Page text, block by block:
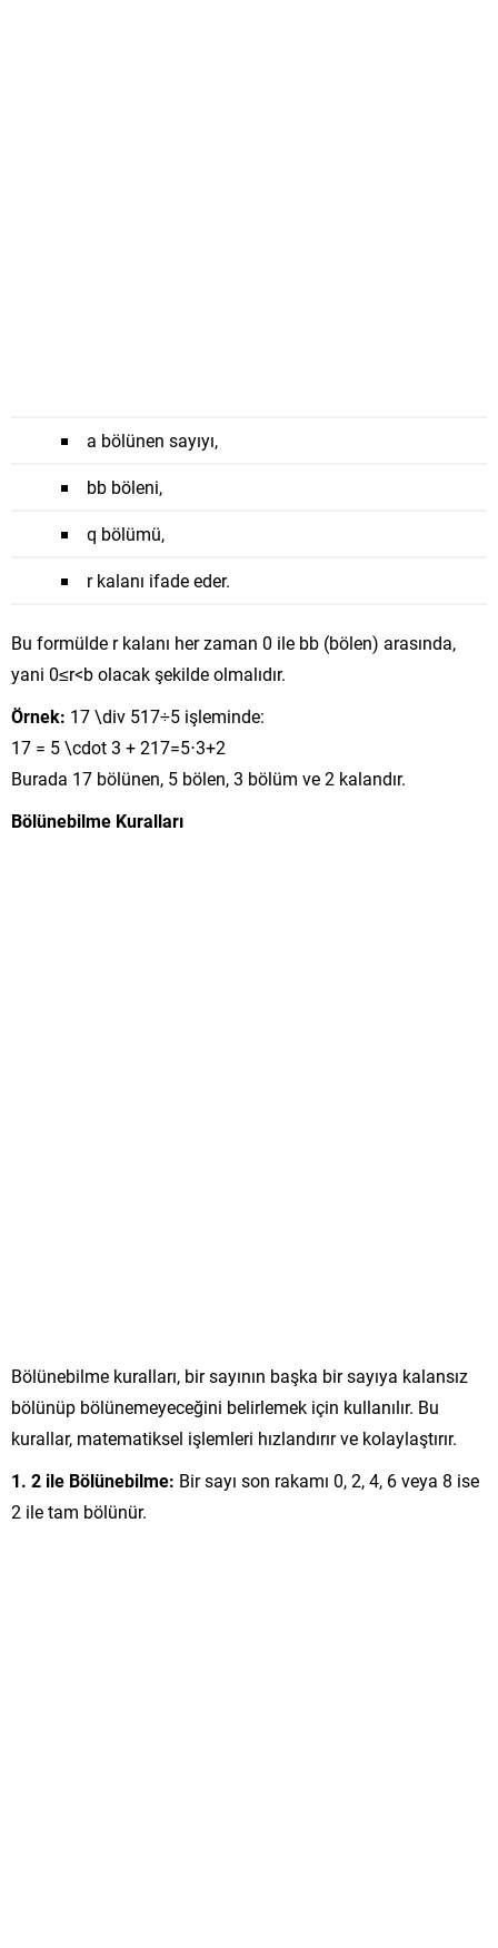
a bölünen sayıyı,
bb böleni,
q bölümü,
rkalanı ifade eder.
Bu formülde rkalanı her zaman 0 ile bb (bölen) arasında,
yani 0≤r<bolacak şekilde olmalıdır.
Örnek: 17 \div 517÷5 işleminde:
17 = 5 \cdot 3 + 217=5⋅3+2
Burada 17 bölünen, 5 bölen, 3 bölüm ve 2 kalandır.
Bölünebilme Kuralları
Bölünebilme kuralları, bir sayının başka bir sayıya kalansız
bölünüp bölünemeyeceğini belirlemek için kullanılır. Bu
kurallar, matematiksel işlemleri hızlandırır ve kolaylaştırır.
1. 2 ile Bölünebilme: Bir sayı son rakamı 0, 2, 4, 6 veya 8 ise
2 ile tam bölünür.